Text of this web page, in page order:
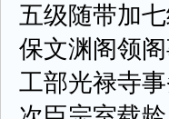
五级随带加
保文渊阁领
工部光禄寺